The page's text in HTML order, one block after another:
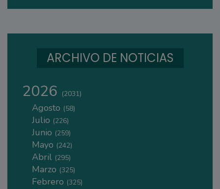
ARCHIVO DE NOTICIAS
2026 (2031)
Agosto (58)
Julio (226)
Junio (259)
Mayo (242)
Abril (295)
Marzo (325)
Febrero (325)